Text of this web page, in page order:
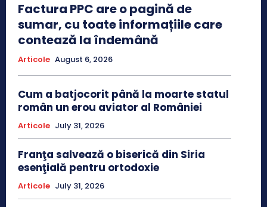
Factura PPC are o pagină de
sumar, cu toate informațiile care
contează la îndemână
Articole August 6, 2026
Cum a batjocorit până la moarte statul
român un erou aviator al României
Articole July 31, 2026
Franţa salvează o biserică din Siria
esenţială pentru ortodoxie
Articole July 31, 2026